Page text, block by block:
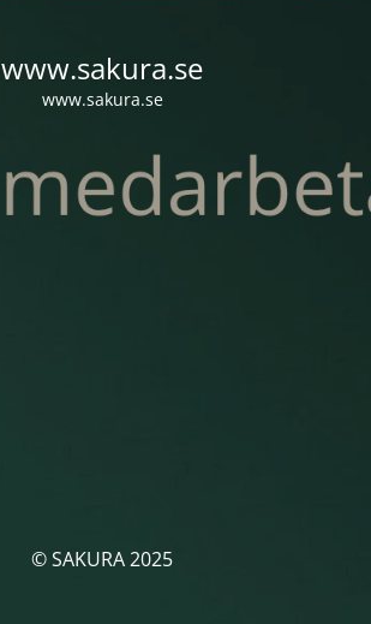
www.sakura.se
www.sakura.se
© SAKURA 2025